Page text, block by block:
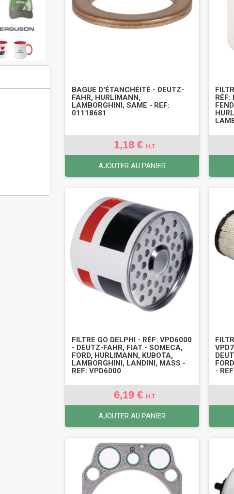
BAGUE D'ÉTANCHÉITÉ - DEUTZ-
FAHR, HURLIMANN,
LAMBORGHINI, SAME - REF:
01118681
1,18 € H.T
AJOUTER AU PANIER
RÉF:
FILTRE GO DELPHI - RÉF: VPD6000
- DEUTZ-FAHR, FIAT - SOMECA,
FORD, HURLIMANN, KUBOTA,
LAMBORGHINI, LANDINI, MASS -
REF: VPD6000
6,19 € H.T
AJOUTER AU PANIER
-